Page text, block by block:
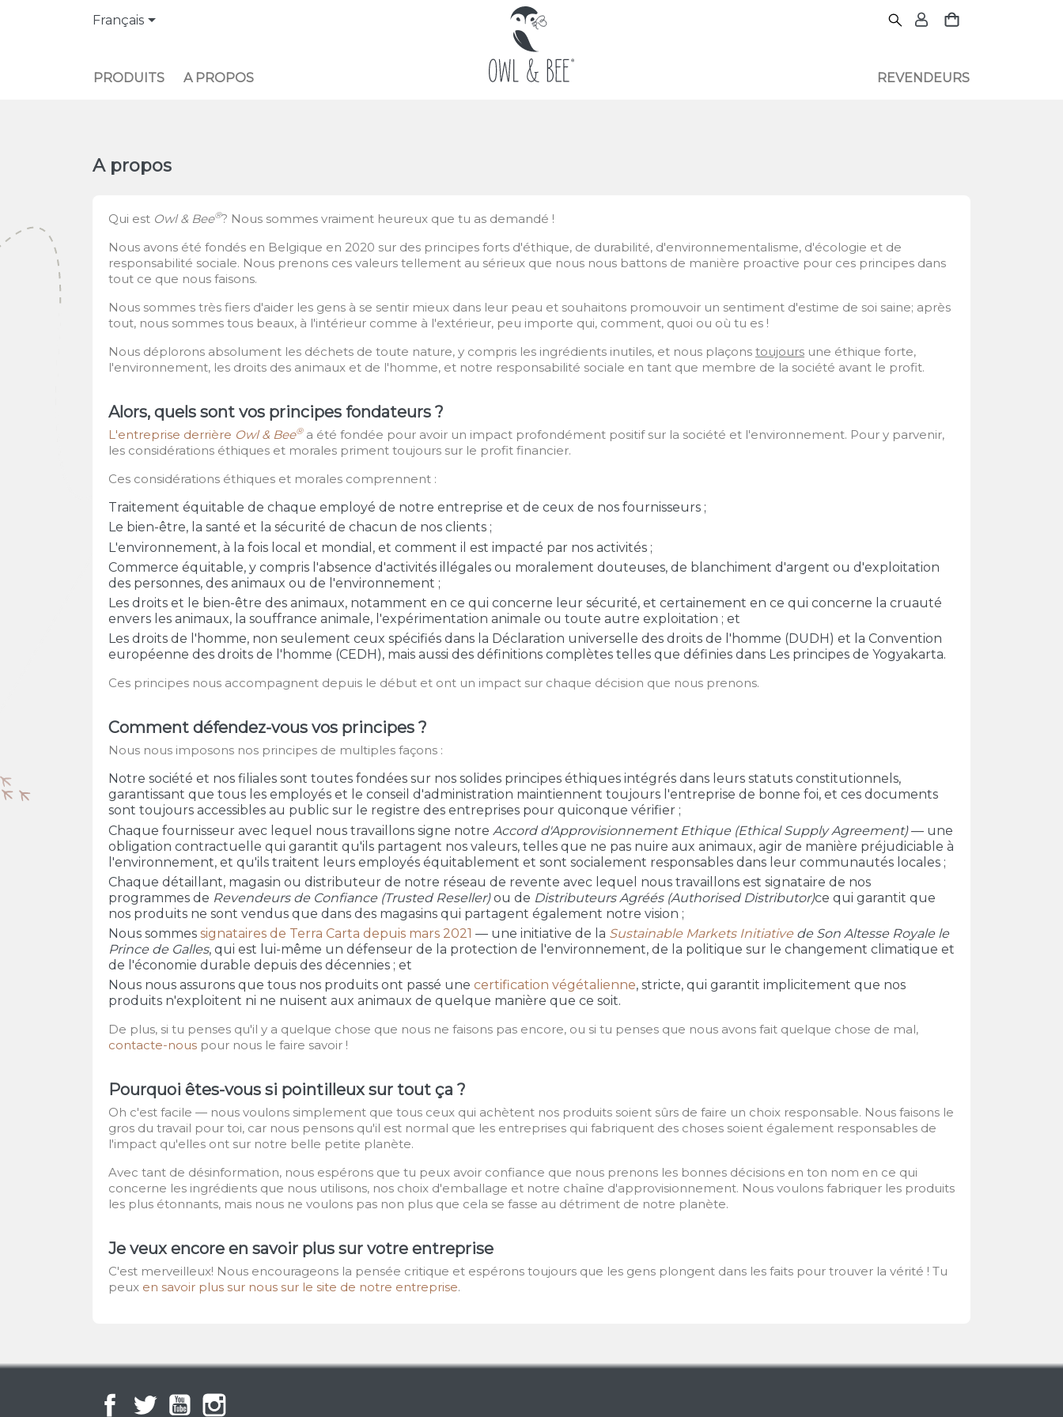
Français
PRODUITS A PROPOS REVENDEURS
A propos
Qui est Owl & Bee®? Nous sommes vraiment heureux que tu as demandé !
Nous avons été fondés en Belgique en 2020 sur des principes forts d'éthique, de durabilité, d'environnementalisme, d'écologie et de
responsabilité sociale. Nous prenons ces valeurs tellement au sérieux que nous nous battons de manière proactive pour ces principes dans
tout ce que nous faisons.
Nous sommes très fiers d'aider les gens à se sentir mieux dans leur peau et souhaitons promouvoir un sentiment d'estime de soi saine; après
tout, nous sommes tous beaux, à l'intérieur comme à l'extérieur, peu importe qui, comment, quoi ou où tu es !
Nous déplorons absolument les déchets de toute nature, y compris les ingrédients inutiles, et nous plaçons toujours une éthique forte,
l'environnement, les droits des animaux et de l'homme, et notre responsabilité sociale en tant que membre de la société avant le profit.
Alors, quels sont vos principes fondateurs ?
L'entreprise derrière Owl & Bee®a été fondée pour avoir un impact profondément positif sur la société et l'environnement. Pour y parvenir,
les considérations éthiques et morales priment toujours sur le profit financier.
Ces considérations éthiques et morales comprennent :
Traitement équitable de chaque employé de notre entreprise et de ceux de nos fournisseurs ;
Le bien-être, la santé et la sécurité de chacun de nos clients ;
L'environnement, à la fois local et mondial, et comment il est impacté par nos activités ;
Commerce équitable, y compris l'absence d'activités illégales ou moralement douteuses, de blanchiment d'argent ou d'exploitation
des personnes, des animaux ou de l'environnement ;
Les droits et le bien-être des animaux, notamment en ce qui concerne leur sécurité, et certainement en ce qui concerne la cruauté
envers les animaux, la souffrance animale, l'expérimentation animale ou toute autre exploitation ; et
Les droits de l'homme, non seulement ceux spécifiés dans la Déclaration universelle des droits de l'homme (DUDH) et la Convention
européenne des droits de l'homme (CEDH), mais aussi des définitions complètes telles que définies dans Les principes de Yogyakarta.
Ces principes nous accompagnent depuis le début et ont un impact sur chaque décision que nous prenons.
Comment défendez-vous vos principes ?
Nous nous imposons nos principes de multiples façons :
Notre société et nos filiales sont toutes fondées sur nos solides principes éthiques intégrés dans leurs statuts constitutionnels,
garantissant que tous les employés et le conseil d'administration maintiennent toujours l'entreprise de bonne foi, et ces documents
sont toujours accessibles au public sur le registre des entreprises pour quiconque vérifier ;
Chaque fournisseur avec lequel nous travaillons signe notre Accord d'Approvisionnement Ethique (Ethical Supply Agreement)— une
obligation contractuelle qui garantit qu'ils partagent nos valeurs, telles que ne pas nuire aux animaux, agir de manière préjudiciable à
l'environnement, et qu'ils traitent leurs employés équitablement et sont socialement responsables dans leur communautés locales ;
Chaque détaillant, magasin ou distributeur de notre réseau de revente avec lequel nous travaillons est signataire de nos
programmes de Revendeurs de Confiance (Trusted Reseller)ou de Distributeurs Agréés (Authorised Distributor)ce qui garantit que
nos produits ne sont vendus que dans des magasins qui partagent également notre vision ;
Nous sommes signataires de Terra Carta depuis mars 2021 — une initiative de la Sustainable Markets Initiative de Son Altesse Royale le
Prince de Galles, qui est lui-même un défenseur de la protection de l'environnement, de la politique sur le changement climatique et
de l'économie durable depuis des décennies ; et
Nous nous assurons que tous nos produits ont passé une certification végétalienne, stricte, qui garantit implicitement que nos
produits n'exploitent ni ne nuisent aux animaux de quelque manière que ce soit.
De plus, si tu penses qu'il y a quelque chose que nous ne faisons pas encore, ou si tu penses que nous avons fait quelque chose de mal,
contacte-nous pour nous le faire savoir !
Pourquoi êtes-vous si pointilleux sur tout ça ?
Oh c'est facile — nous voulons simplement que tous ceux qui achètent nos produits soient sûrs de faire un choix responsable. Nous faisons le
gros du travail pour toi, car nous pensons qu'il est normal que les entreprises qui fabriquent des choses soient également responsables de
l'impact qu'elles ont sur notre belle petite planète.
Avec tant de désinformation, nous espérons que tu peux avoir confiance que nous prenons les bonnes décisions en ton nom en ce qui
concerne les ingrédients que nous utilisons, nos choix d'emballage et notre chaîne d'approvisionnement. Nous voulons fabriquer les produits
les plus étonnants, mais nous ne voulons pas non plus que cela se fasse au détriment de notre planète.
Je veux encore en savoir plus sur votre entreprise
C'est merveilleux! Nous encourageons la pensée critique et espérons toujours que les gens plongent dans les faits pour trouver la vérité ! Tu
peux en savoir plus sur nous sur le site de notre entreprise.
FacebookTwitterYouTube